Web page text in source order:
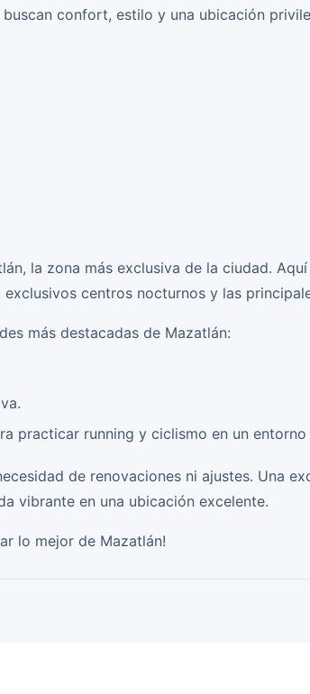
confort, estilo y una ubicación
la zona más exclusiva de la ciudad.
centros nocturnos y las
más destacadas de Mazatlán:
practicar running y ciclismo en un
de renovaciones ni ajustes. Una
vibrante en una ubicación excelente.
lo mejor de Mazatlán!